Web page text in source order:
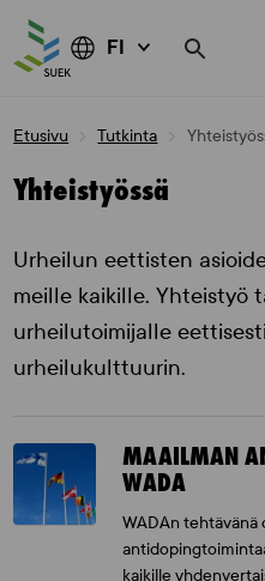
FI
Etusivu Tutkinta
Yhteistyössä
Urheilun eettisten
meille kaikille. Yhteistyö
urheilutoimijalle
urheilukulttuurin.
MAAILMAN
WADA
WADAn tehtävänä
kaikille